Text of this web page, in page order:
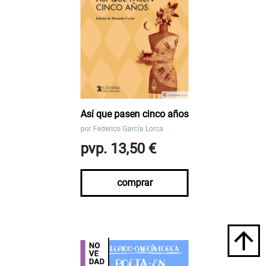
Así que pasen cinco años
por Federico García Lorca
pvp. 13,50 €
comprar